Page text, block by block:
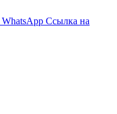
WhatsApp Ссылка на